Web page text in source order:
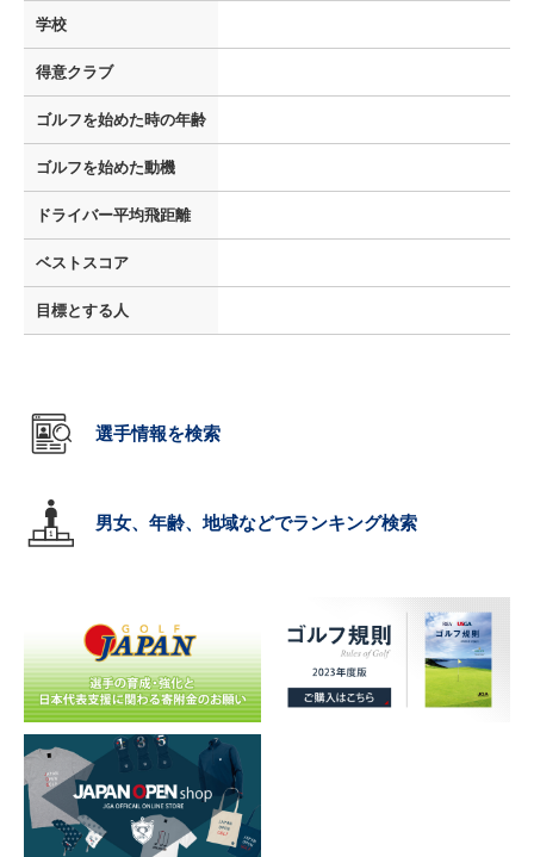
学校
得意クラブ
ゴルフを始めた時の年齢
ゴルフを始めた動機
ドライバー平均飛距離
ベストスコア
目標とする人
選手情報を検索
男女、年齢、地域などでランキング検索